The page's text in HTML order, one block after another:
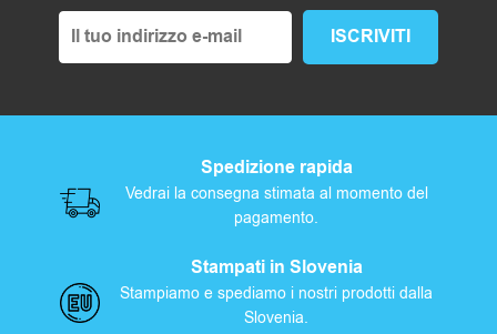
Spedizione rapida
Vedrai la consegna stimata al momento del
pagamento.
Stampati in Slovenia
Stampiamo e spediamo i nostri prodotti dalla
Slovenia.